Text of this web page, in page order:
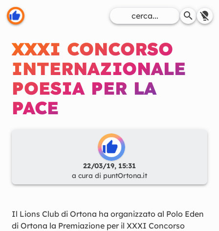
XXXI CONCORSO
INTERNAZIONALE
POESIA PER LA
PACE
22/03/19, 15:31
a cura di puntOrtona.it
Il Lions Club di Ortona ha organizzato al Polo Eden
di Ortona la Premiazione per il XXXI Concorso